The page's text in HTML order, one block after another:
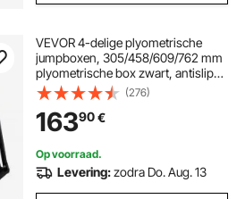
VEVOR 4-delige plyometrische
jumpboxen, 305/458/609/762 mm
plyometrische box zwart, antislip
fitnessoefenset met step-up box
voor thuisfitnesstraining,
conditionele krachttraining en
sprongtraining
(276)
16390€
Op voorraad.
Levering:zodra Do. Aug. 13